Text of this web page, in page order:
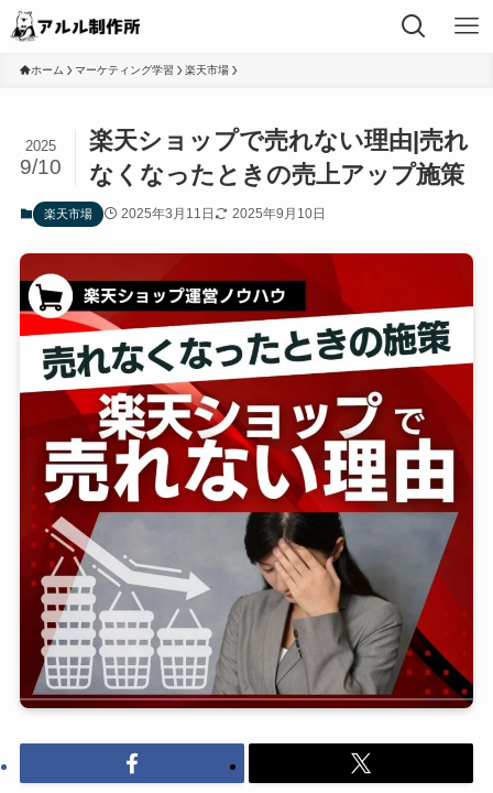
ホーム マーケティング学習 楽天市場
楽天ショップで売れない理由|売れ
なくなったときの売上アップ施策
2025
9/10
楽天市場 2025年3月11日 2025年9月10日